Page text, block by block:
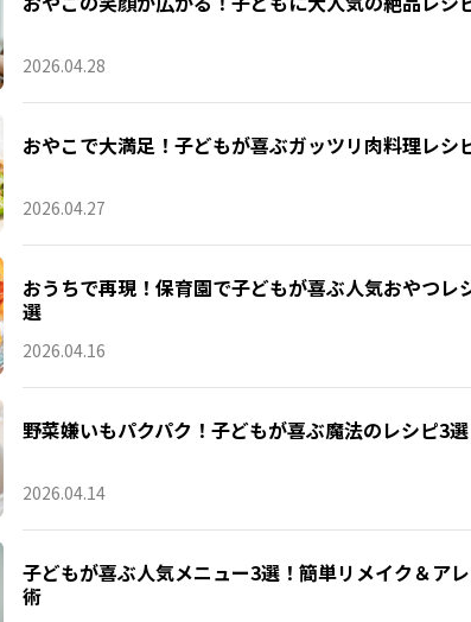
2026.04.28
おやこで大満足！子どもが喜ぶガッツリ肉料理レシ
2026.04.27
おうちで再現！保育園で子どもが喜ぶ人気おやつレ
選
2026.04.16
野菜嫌いもパクパク！子どもが喜ぶ魔法のレシピ3選
2026.04.14
子どもが喜ぶ人気メニュー3選！簡単リメイク＆ア
術